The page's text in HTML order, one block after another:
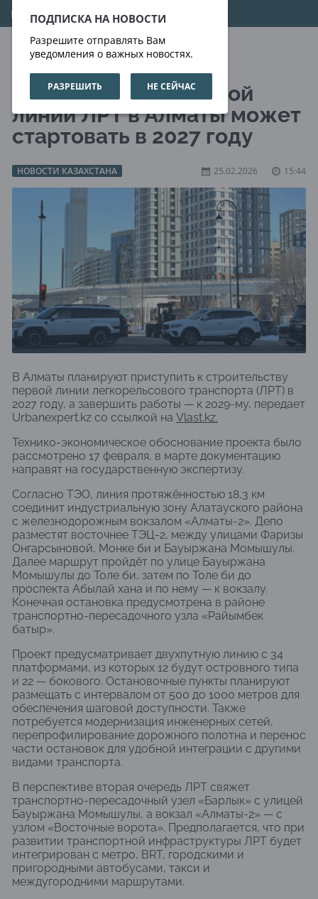
ПОДПИСКА НА НОВОСТИ
Разрешите отправлять Вам
уведомления о важных новостях.
РАЗРЕШИТЬ НЕ СЕЙЧАС
08.08.2026 02:43:52
Строительство первой
линии ЛРТ в Алматы может
стартовать в 2027 году
НОВОСТИ КАЗАХСТАНА 25.02.2026 15:44
В Алматы планируют приступить к строительству
первой линии легкорельсового транспорта (ЛРТ) в
2027 году, а завершить работы — к 2029-му, передает
Urbanexpert.kz со ссылкой на Vlast.kz.
Технико-экономическое обоснование проекта было
рассмотрено 17 февраля, в марте документацию
направят на государственную экспертизу.
Согласно ТЭО, линия протяжённостью 18,3 км
соединит индустриальную зону Алатауского района
с железнодорожным вокзалом «Алматы-2». Депо
разместят восточнее ТЭЦ-2, между улицами Фаризы
Онгарсыновой, Монке би и Бауыржана Момышулы.
Далее маршрут пройдёт по улице Бауыржана
Момышулы до Толе би, затем по Толе би до
проспекта Абылай хана и по нему — к вокзалу.
Конечная остановка предусмотрена в районе
транспортно-пересадочного узла «Райымбек
батыр».
Проект предусматривает двухпутную линию с 34
платформами, из которых 12 будут островного типа
и 22 — бокового. Остановочные пункты планируют
размещать с интервалом от 500 до 1000 метров для
обеспечения шаговой доступности. Также
потребуется модернизация инженерных сетей,
перепрофилирование дорожного полотна и перенос
части остановок для удобной интеграции с другими
видами транспорта.
В перспективе вторая очередь ЛРТ свяжет
транспортно-пересадочный узел «Барлык» с улицей
Бауыржана Момышулы, а вокзал «Алматы-2» — с
узлом «Восточные ворота». Предполагается, что при
развитии транспортной инфраструктуры ЛРТ будет
интегрирован с метро, BRT, городскими и
пригородными автобусами, такси и
междугородними маршрутами.